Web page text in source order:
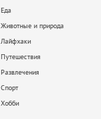
Еда
Животные и природа
Лайфхаки
Путешествия
Развлечения
Спорт
Хобби